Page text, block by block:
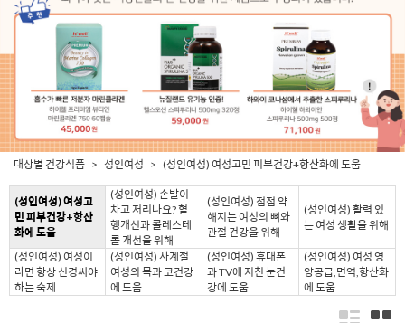
대상별 건강식품 성인여성 (성인여성) 여성고민 피부건강+항산화에 도움
(성인여성) 여성고
민 피부건강+항산
화에 도움
(성인여성) 손발이
차고 저리나요? 혈
행개선과 콜레스테
롤 개선을 위해
(성인여성) 점점 약
해지는 여성의 뼈와
관절 건강을 위해
(성인여성) 활력 있
는 여성 생활을 위해
(성인여성) 여성이
라면 항상 신경써야
하는 숙제
(성인여성) 사계절
여성의 목과 코건강
에 도움
(성인여성) 휴대폰
과 TV에 지친 눈건
강에 도움
(성인여성) 여성 영
양공급,면역,항산화
에 도움